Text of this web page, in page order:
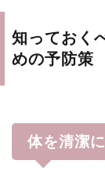
知っておく
めの予防策
体を清潔